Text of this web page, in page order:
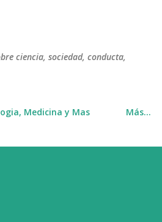
ciencia, sociedad, conducta,
Medicina y Mas Más…